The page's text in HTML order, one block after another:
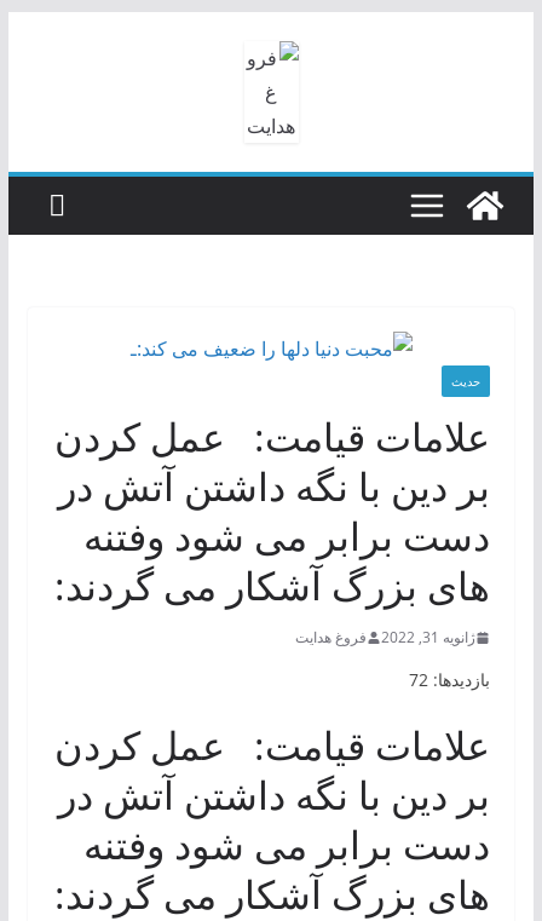
حدیث
علامات قیامت: عمل کردن
بر دین با نگه داشتن آتش در
دست برابر می شود وفتنه
های بزرگ آشکار می گردند:
ژانویه 31, 2022 فروغ هدایت
بازدیدها: 72
علامات قیامت: عمل کردن
بر دین با نگه داشتن آتش در
دست برابر می شود وفتنه
های بزرگ آشکار می گردند: